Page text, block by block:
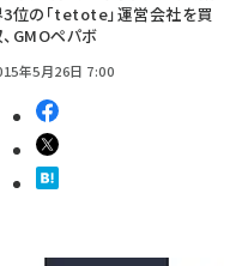
3位の「tetote」運営会社を買
GMOペパボ
年5月26日 7:00